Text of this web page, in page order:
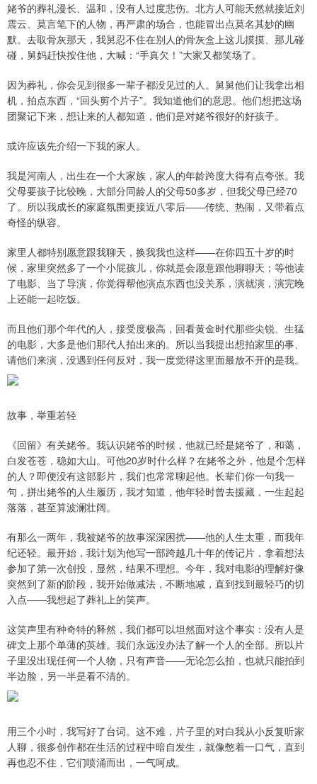
姥爷的葬礼漫长、温和，没有人过度悲伤。北方人可能天然就接近刘
震云、莫言笔下的人物，再严肃的场合，也能冒出点莫名其妙的幽
默。去取骨灰那天，我舅忍不住在别人的骨灰盒上这儿摸摸、那儿碰
碰，舅妈赶快按住他，大喊：“手真欠！”大家又都笑场了。
因为葬礼，你会见到很多一辈子都没见过的人。舅舅他们让我拿出相
机，拍点东西，“回头剪个片子”。我知道他们的意思。他们想把这场
团聚记下来，想让来的人都知道，他们是对姥爷很好的好孩子。
或许应该先介绍一下我的家人。
我是河南人，出生在一个大家族，家人的年龄跨度大得有点夸张。我
父母要孩子比较晚，大部分同龄人的父母50多岁，但我父母已经70
了。所以我成长的家庭氛围更接近八零后——传统、热闹，又带着点
奇怪的纵容。
家里人都特别愿意跟我聊天，换我我也这样——在你四五十岁的时
候，家里突然多了一个小屁孩儿，你就是会愿意跟他聊聊天；等他读
了电影、当了导演，你觉得帮他演点东西也没关系，演就演，演完晚
上还能一起吃饭。
而且他们那个年代的人，接受度极高，回看黄金时代那些尖锐、生猛
的电影，大多是他们那代人拍出来的。所以当我提出想拍家里的事、
请他们来演，没遇到任何反对，我一度觉得这里面最放不开的是我。
故事，举重若轻
《回留》有关姥爷。我认识姥爷的时候，他就已经是姥爷了，和蔼，
白发苍苍，稳如大山。可他20岁时什么样？在姥爷之外，他是个怎样
的人？即便没有这部影片，我们也常常聊起他。长辈们你一句我一
句，拼出姥爷的人生履历，我才知道，他年轻时曾去援藏，一生起起
落落，甚至算波澜壮阔。
有那么一两年，我被姥爷的故事深深困扰——他的人生太重，而我年
纪还轻。最开始，我计划为他写一部跨越几十年的传记片，拿着想法
参加了第一次创投，显然，结果不理想。今年，我对电影的理解好像
突然到了新的阶段，我开始做减法，不断地减，直到找到最轻巧的切
入点——我想起了葬礼上的笑声。
这笑声里有种奇特的释然，我们都可以坦然面对这个事实：没有人是
碑文上那个单薄的英雄。我们永远没办法了解一个人的全部。所以片
子里没出现任何一个人物，只有声音——无论怎么拍，也就只能拍到
半边脸，另一半是看不清的。
用三个小时，我写好了台词。这不难，片子里的对白我从小反复听家
人聊，很多创作都在生活的过程中暗自发生，就像憋着一口气，直到
再也忍不住，它们喷涌而出，一气呵成。